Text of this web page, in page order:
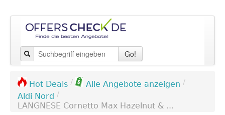
Go!
Hot Deals / Alle Angebote anzeigen /
Aldi Nord /
LANGNESE Cornetto Max Hazelnut & ...